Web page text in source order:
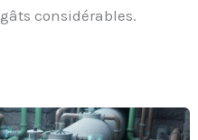
considérables.